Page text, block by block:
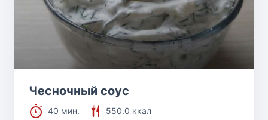
Чесночный соус
40 мин.
550.0 ккал